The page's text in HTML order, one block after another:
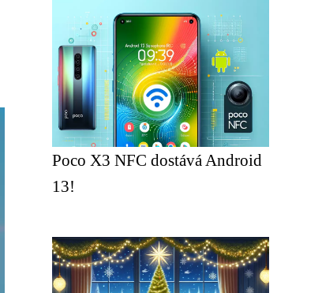
Poco X3 NFC dostává Android
13!